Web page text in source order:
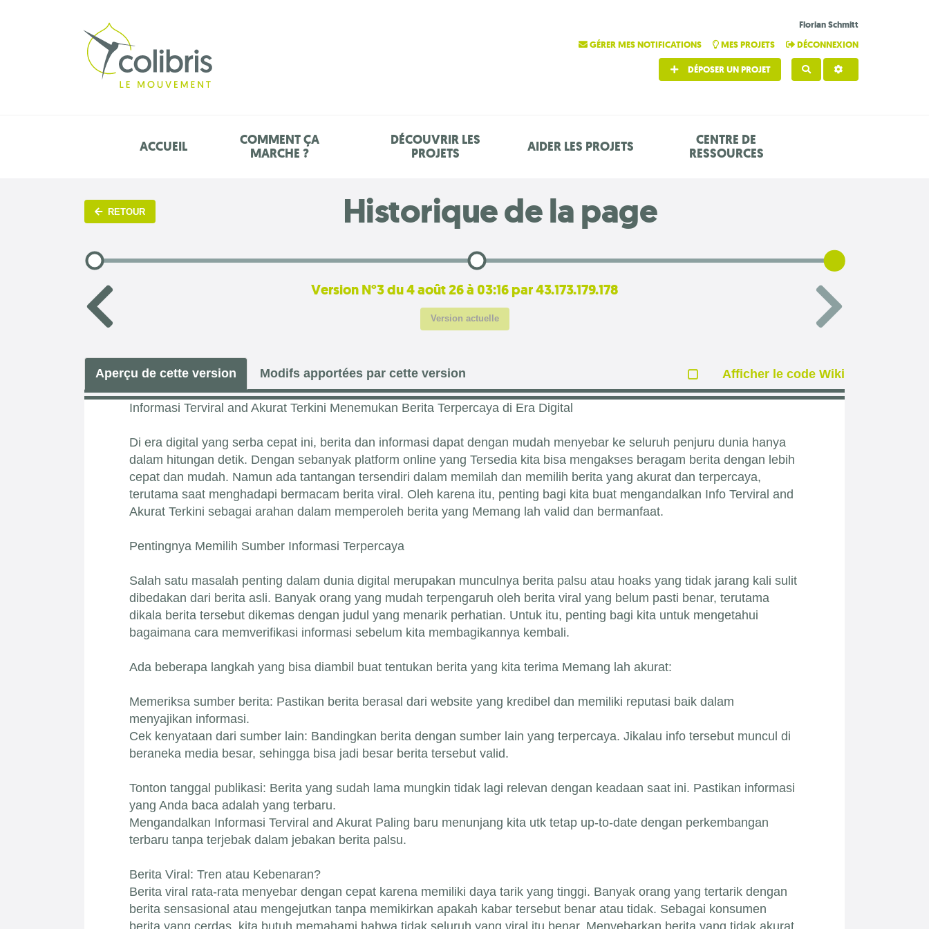
Florian Schmitt
GÉRER MES NOTIFICATIONS
MES PROJETS DÉCONNEXION
RECHERCHER
DÉPOSER UN PROJET
ACCUEIL
COMMENT ÇA
MARCHE ?
DÉCOUVRIR LES
PROJETS
AIDER LES PROJETS
CENTRE DE
RESSOURCES
RETOUR Historique de la page
Version N°3 du 4 août 26 à 03:16 par 43.173.179.178
Version actuelle
Aperçu de cette version Modifs apportées par cette version Afficher le code Wiki